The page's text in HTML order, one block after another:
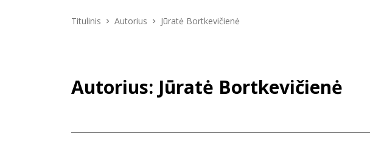
Titulinis Autorius Jūratė Bortkevičienė
Autorius: Jūratė Bortkevičienė